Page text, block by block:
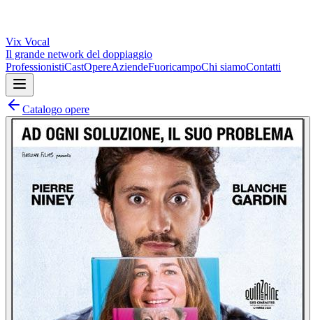
Vix Vocal
Il grande network del doppiaggio
ProfessionistiCastOpereAziendeFuoricampoChi siamoContatti
Catalogo opere